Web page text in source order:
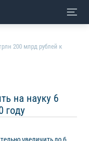
200 млрд рублей к
на науку 6
году